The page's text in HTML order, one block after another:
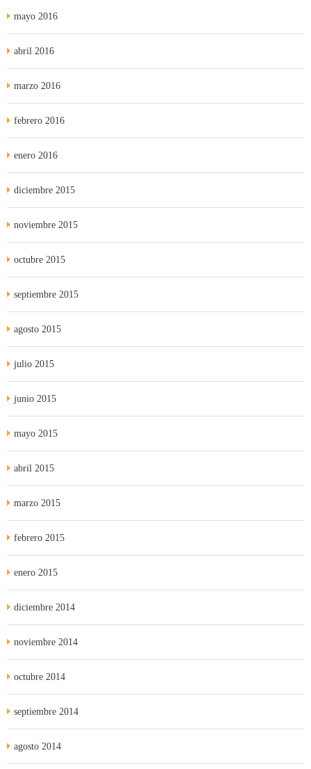
mayo 2016
abril 2016
marzo 2016
febrero 2016
enero 2016
diciembre 2015
noviembre 2015
octubre 2015
septiembre 2015
agosto 2015
julio 2015
junio 2015
mayo 2015
abril 2015
marzo 2015
febrero 2015
enero 2015
diciembre 2014
noviembre 2014
octubre 2014
septiembre 2014
agosto 2014